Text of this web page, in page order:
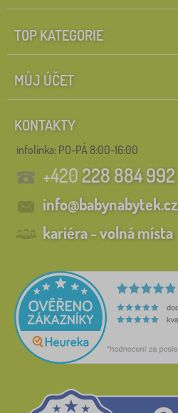
TOP KATEGORIE
MŮJ ÚČET
KONTAKTY
infolinka: PO-PÁ 8:00-16:00
+420228 884 992
info@babynabytek.cz
kariéra - volná místa